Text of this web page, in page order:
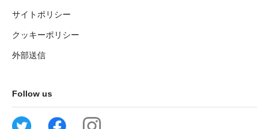
サイトポリシー
クッキーポリシー
外部送信
Follow us